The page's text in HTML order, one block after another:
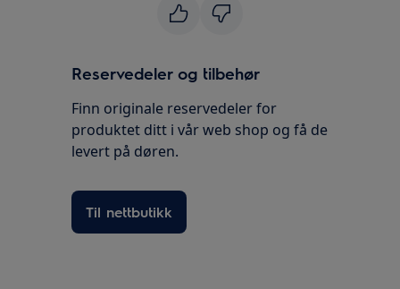
Reservedeler og tilbehør
Finn originale reservedeler for
produktet ditt i vår web shop og få de
levert på døren.
Til nettbutikk